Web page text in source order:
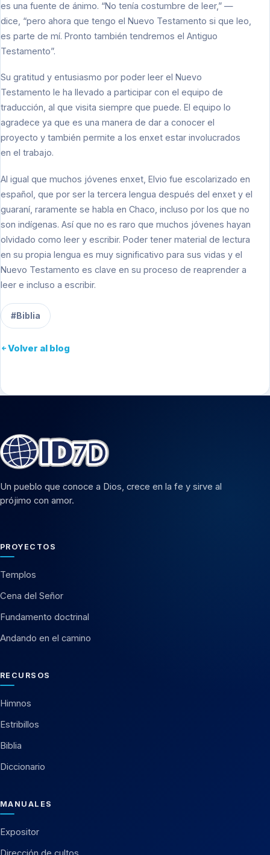
es una fuente de ánimo. “No tenía costumbre de leer,” —
dice, “pero ahora que tengo el Nuevo Testamento si que leo,
es parte de mí. Pronto también tendremos el Antiguo
Testamento”.
Su gratitud y entusiasmo por poder leer el Nuevo
Testamento le ha llevado a participar con el equipo de
traducción, al que visita siempre que puede. El equipo lo
agradece ya que es una manera de dar a conocer el
proyecto y también permite a los enxet estar involucrados
en el trabajo.
Al igual que muchos jóvenes enxet, Elvio fue escolarizado en
español, que por ser la tercera lengua después del enxet y el
guaraní, raramente se habla en Chaco, incluso por los que no
son indígenas. Así que no es raro que muchos jóvenes hayan
olvidado como leer y escribir. Poder tener material de lectura
en su propia lengua es muy significativo para sus vidas y el
Nuevo Testamento es clave en su proceso de reaprender a
leer e incluso a escribir.
#Biblia
Volver al blog
Un pueblo que conoce a Dios, crece en la fe y sirve al
prójimo con amor.
PROYECTOS
Templos
Cena del Señor
Fundamento doctrinal
Andando en el camino
RECURSOS
Himnos
Estribillos
Biblia
Diccionario
MANUALES
Expositor